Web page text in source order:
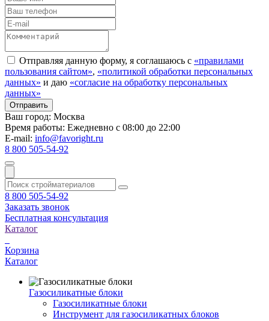
Отправляя данную форму, я соглашаюсь с «правилами
пользования сайтом», «политикой обработки персональных
данных» и даю «согласие на обработку персональных
данных»
Ваш город: Москва
Время работы: Ежедневно с 08:00 до 22:00
E-mail: info@favoright.ru
8 800 505-54-92
8 800 505-54-92
Заказать звонок
Бесплатная консультация
Каталог
Корзина
Каталог
Газосиликатные блоки
Газосиликатные блоки
Инструмент для газосиликатных блоков